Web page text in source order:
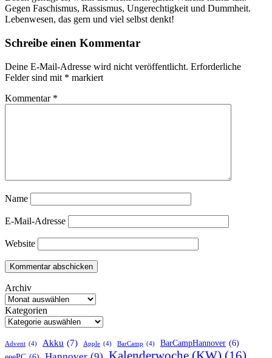
Gegen Faschismus, Rassismus, Ungerechtigkeit und Dummheit.
Lebenwesen, das gern und viel selbst denkt!
Schreibe einen Kommentar
Deine E-Mail-Adresse wird nicht veröffentlicht. Erforderliche
Felder sind mit * markiert
Kommentar *
Name
E-Mail-Adresse
Website
Archiv
Kategorien
Advent (4) Akku (7) Apple (4) BarCamp (4) BarCampHannover (6)